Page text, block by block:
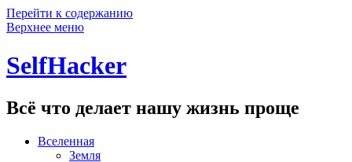
Перейти к содержанию
Верхнее меню
SelfHacker
Всё что делает нашу жизнь проще
Вселенная
Земля